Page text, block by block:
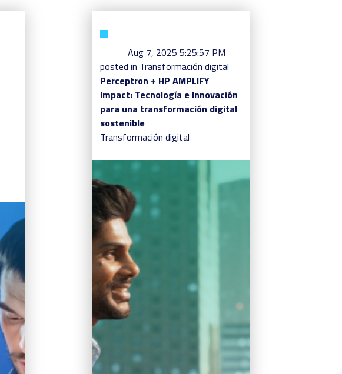
Aug 7, 2025 5:25:57 PM
posted in Transformación digital
Perceptron + HP AMPLIFY
Impact: Tecnología e Innovación
para una transformación digital
sostenible
Transformación digital